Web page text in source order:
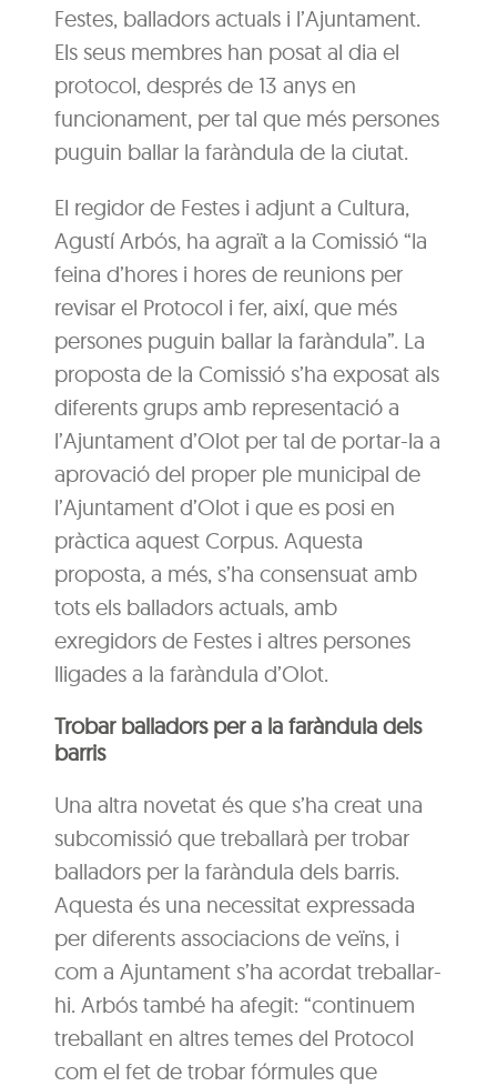
Festes, balladors actuals i l’Ajuntament.
Els seus membres han posat al dia el
protocol, després de 13 anys en
funcionament, per tal que més persones
puguin ballar la faràndula de la ciutat.
El regidor de Festes i adjunt a Cultura,
Agustí Arbós, ha agraït a la Comissió “la
feina d’hores i hores de reunions per
revisar el Protocol i fer, així, que més
persones puguin ballar la faràndula”. La
proposta de la Comissió s’ha exposat als
diferents grups amb representació a
l’Ajuntament d’Olot per tal de portar-la a
aprovació del proper ple municipal de
l’Ajuntament d’Olot i que es posi en
pràctica aquest Corpus. Aquesta
proposta, a més, s’ha consensuat amb
tots els balladors actuals, amb
exregidors de Festes i altres persones
lligades a la faràndula d’Olot.
Trobar balladors per a la faràndula dels
barris
Una altra novetat és que s’ha creat una
subcomissió que treballarà per trobar
balladors per la faràndula dels barris.
Aquesta és una necessitat expressada
per diferents associacions de veïns, i
com a Ajuntament s’ha acordat treballar-
hi. Arbós també ha afegit: “continuem
treballant en altres temes del Protocol
com el fet de trobar fórmules que